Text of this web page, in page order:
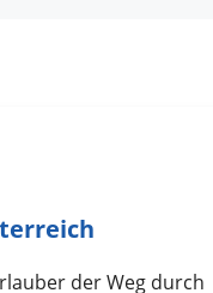
der Weg durch